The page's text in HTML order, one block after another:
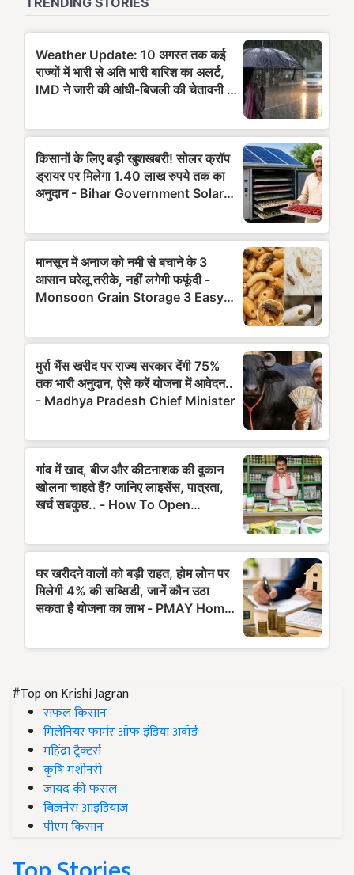
#Top on Krishi Jagran
सफल किसान
मिलेनियर फार्मर ऑफ इंडिया अवॉर्ड
महिंद्रा ट्रैक्टर्स
कृषि मशीनरी
जायद की फसल
बिज़नेस आइडियाज
पीएम किसान